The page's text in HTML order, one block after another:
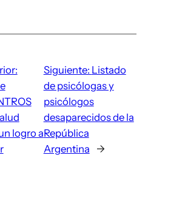
logro a
Siguiente: Listado
de psicólogas y
psicólogos
desaparecidos de la
República
Argentina
→